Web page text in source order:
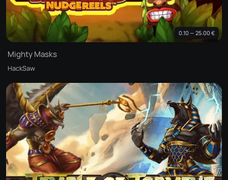
0.10 — 25.00 €
Mighty Masks
HackSaw